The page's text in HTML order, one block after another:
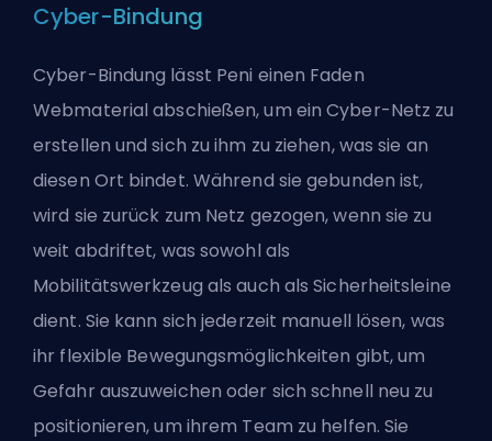
Cyber-Bindung
Cyber-Bindung lässt Peni einen Faden
Webmaterial abschießen, um ein Cyber-Netz zu
erstellen und sich zu ihm zu ziehen, was sie an
diesen Ort bindet. Während sie gebunden ist,
wird sie zurück zum Netz gezogen, wenn sie zu
weit abdriftet, was sowohl als
Mobilitätswerkzeug als auch als Sicherheitsleine
dient. Sie kann sich jederzeit manuell lösen, was
ihr flexible Bewegungsmöglichkeiten gibt, um
Gefahr auszuweichen oder sich schnell neu zu
positionieren, um ihrem Team zu helfen. Sie